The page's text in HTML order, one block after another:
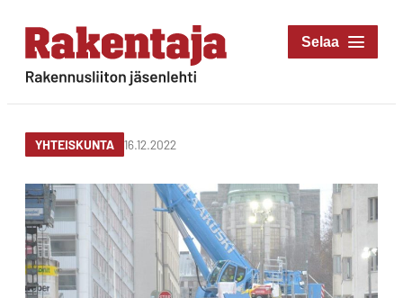
Siirry
suoraan
sisältöön
Rakentaja-lehti
YHTEISKUNTA 16.12.2022